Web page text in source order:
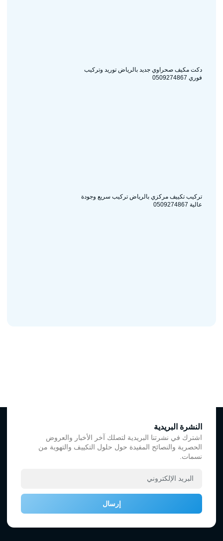
دكت مكيف صحراوي جديد بالرياض توريد وتركيب
فوري 0509274867
تركيب تكييف مركزي بالرياض تركيب سريع وجودة
عالية 0509274867
النشرة البريدية
اشترك في نشرتنا البريدية لتصلك آخر الأخبار والعروض
الحصرية والنصائح المفيدة حول حلول التكييف والتهوية من
نسمات.
إرسال